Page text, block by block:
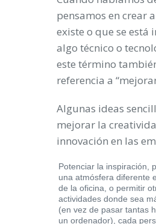
pensamos en crear
existe o que se está
algo técnico o
este término
referencia a
Algunas ideas
mejorar la
innovación en las
Potenciar la inspiración,
una atmósfera diferente
de la oficina, o permitir
actividades donde sea
(en vez de pasar tantas
un ordenador), cada